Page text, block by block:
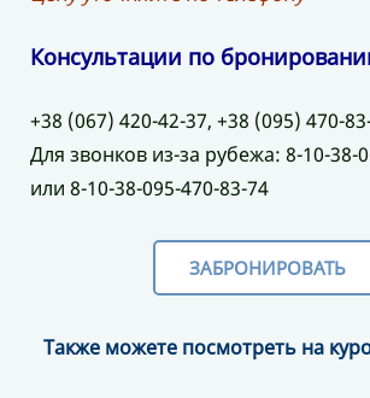
Консультации по
+38 (067) 420-42-37, +38 (095) 470-
Для звонков из-за рубежа: 8-10-38-
или 8-10-38-095-470-83-74
ЗАБРОНИРОВАТЬ
Также можете посмотреть на